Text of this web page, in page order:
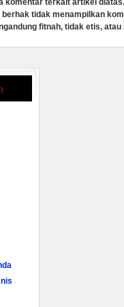
komentar terkait artikel
tidak menampilkan
fitnah, tidak etis, atau